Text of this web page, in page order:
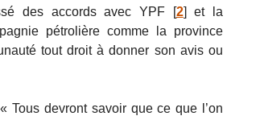
des accords avec YPF [2]
et la
pétrolière comme la province
tout droit à donner son avis ou
Tous devront savoir que ce que l’on